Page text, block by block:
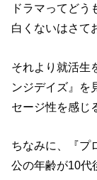
ドラマってどう
白くないはさて
それより就活生
ンジデイズ』を
セージ性を感じ
ちなみに、『プ
公の年齢が10代